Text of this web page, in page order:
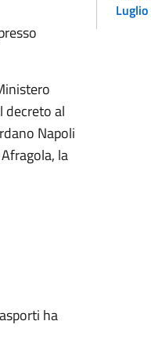
decreto al
Napoli
la
ha